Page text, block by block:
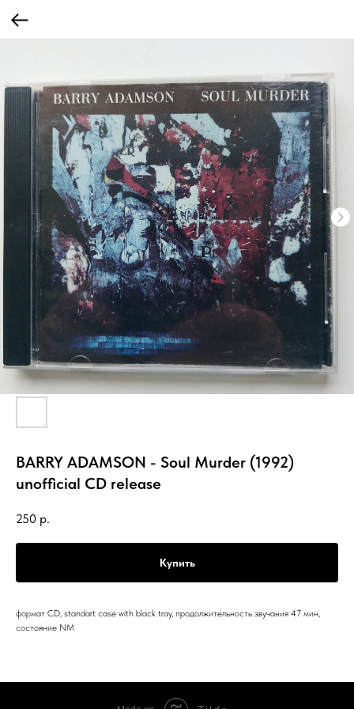
BARRY ADAMSON - Soul Murder (1992)
unofficial CD release
250 р.
Купить
формат CD, standart case with black tray, продолжительность звучания 47 мин,
состояние NM